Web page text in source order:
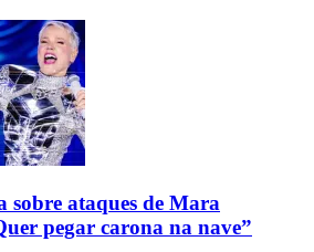
sobre ataques de Mara
pegar carona na nave”